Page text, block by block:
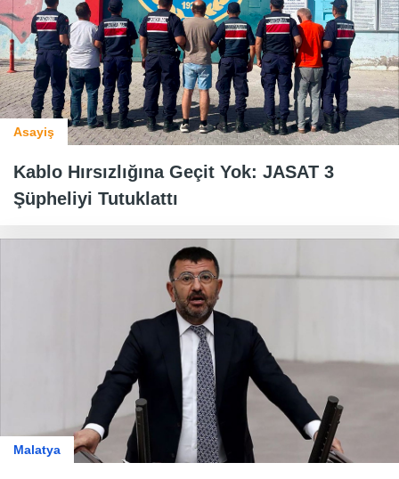
Asayiş
Kablo Hırsızlığına Geçit Yok: JASAT 3
Şüpheliyi Tutuklattı
Malatya